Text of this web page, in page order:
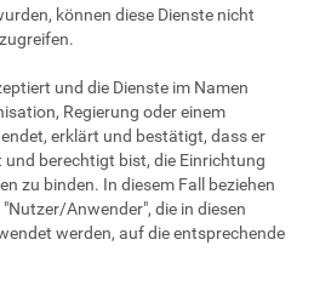
können diese Dienste nicht
und die Dienste im Namen
Regierung oder einem
erklärt und bestätigt, dass er
berechtigt bist, die Einrichtung
zu binden. In diesem Fall beziehen
Anwender", die in diesen
werden, auf die entsprechende